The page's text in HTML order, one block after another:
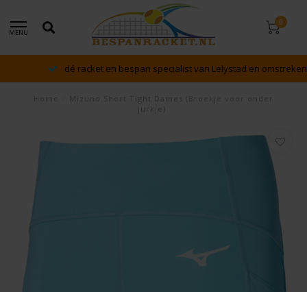
MENU
0
dé racket en bespan specialist van Lelystad en omstreken